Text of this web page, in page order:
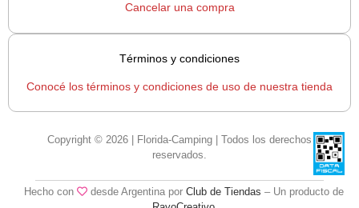
Cancelar una compra
Términos y condiciones
Conocé los términos y condiciones de uso de nuestra tienda
Copyright © 2026 | Florida-Camping | Todos los derechos
reservados.
Hecho con desde Argentina por Club de Tiendas – Un producto de